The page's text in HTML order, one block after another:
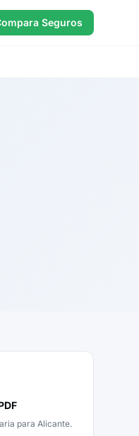
Seguros
para Alicante.